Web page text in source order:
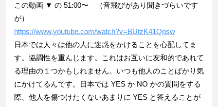
この動画 ▼ の 51:00〜 （音飛びがあり聞きづらいです
が）
https://www.youtube.com/watch?v=BUtzK41Qpsw
日本では人々は他の人に迷惑をかけることを心配してま
す。協調性を重んじます。これはお互いに友和的であれて
る理由の１つかもしれません。いつも他人のことばかり気
にかけてるんです。日本では YES か NO かの質問をする
際、他人を傷つけたくないあまりに YES と答えることが